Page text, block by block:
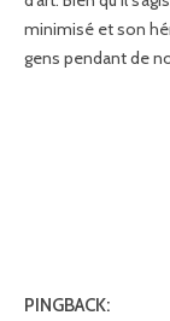
minimisé et son
gens pendant de
PINGBACK: